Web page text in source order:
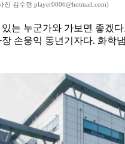
진 김수현 player0806@hotmail.com)
는 누군가와 가보면 좋
손웅익 동년기자다. 화